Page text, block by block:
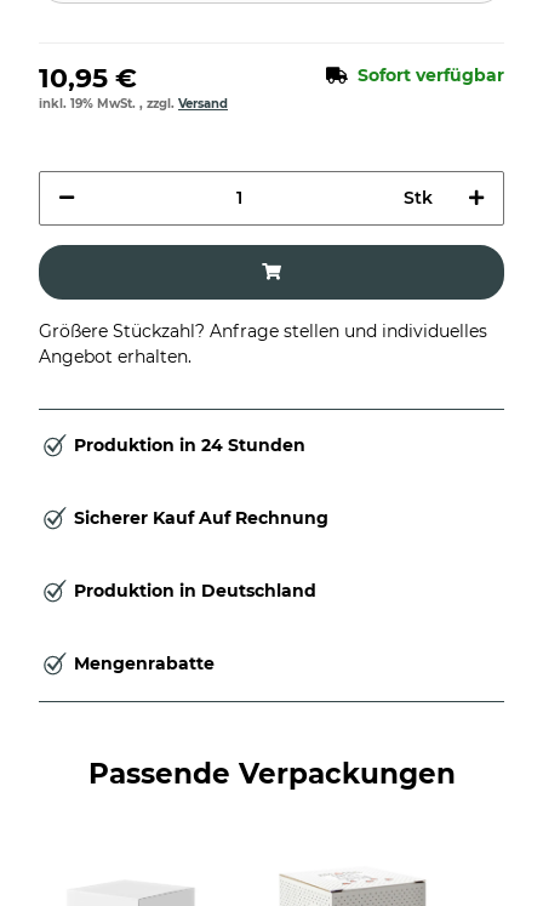
10,95 € Sofort verfügbar
inkl. 19% MwSt. , zzgl. Versand
Stk
Größere Stückzahl? Anfrage stellen und individuelles
Angebot erhalten.
Produktion in 24 Stunden
Sicherer Kauf Auf Rechnung
Produktion in Deutschland
Mengenrabatte
Passende Verpackungen